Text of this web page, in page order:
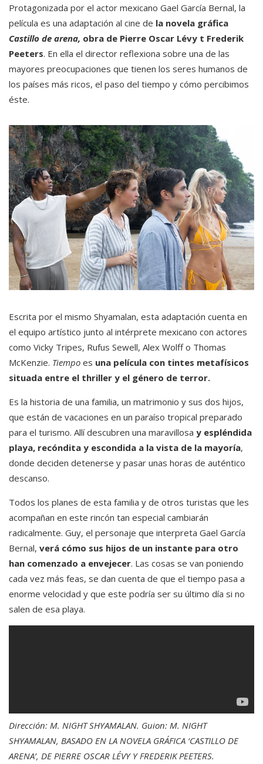
Protagonizada por el actor mexicano Gael García Bernal, la
película es una adaptación al cine de la novela gráfica
Castillo de arena, obra de Pierre Oscar Lévy t Frederik
Peeters. En ella el director reflexiona sobre una de las
mayores preocupaciones que tienen los seres humanos de
los países más ricos, el paso del tiempo y cómo percibimos
éste.
Escrita por el mismo Shyamalan, esta adaptación cuenta en
el equipo artístico junto al intérprete mexicano con actores
como Vicky Tripes, Rufus Sewell, Alex Wolff o Thomas
McKenzie. Tiempo es una película con tintes metafísicos
situada entre el thriller y el género de terror.
Es la historia de una familia, un matrimonio y sus dos hijos,
que están de vacaciones en un paraíso tropical preparado
para el turismo. Allí descubren una maravillosa y espléndida
playa, recóndita y escondida a la vista de la mayoría,
donde deciden detenerse y pasar unas horas de auténtico
descanso.
Todos los planes de esta familia y de otros turistas que les
acompañan en este rincón tan especial cambiarán
radicalmente. Guy, el personaje que interpreta Gael García
Bernal, verá cómo sus hijos de un instante para otro
han comenzado a envejecer. Las cosas se van poniendo
cada vez más feas, se dan cuenta de que el tiempo pasa a
enorme velocidad y que este podría ser su último día si no
salen de esa playa.
Dirección: M. NIGHT SHYAMALAN. Guion: M. NIGHT
SHYAMALAN, BASADO EN LA NOVELA GRÁFICA ‘CASTILLO DE
ARENA’, DE PIERRE OSCAR LÉVY Y FREDERIK PEETERS.